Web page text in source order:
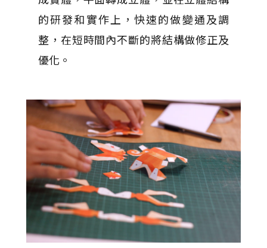
的研發和實作上，快速的做變通及調
整，在短時間內不斷的將結構做修正及
優化。